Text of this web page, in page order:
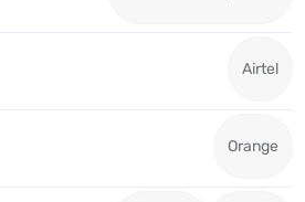
Airtel
Orange